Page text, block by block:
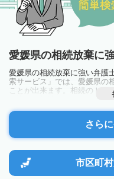
愛媛県の相続放棄に
愛媛県の相続放棄に強い弁護
索サービス」では、愛媛県の
ことが出来ます。相続のトラ
弁護士に相談してみましょう
さら
市区町